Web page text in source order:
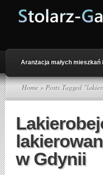
Aranżacja małych mieszkań
Home » Posts Tagged
w Gdynii